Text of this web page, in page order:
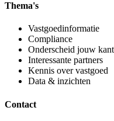
Thema's
Vastgoedinformatie
Compliance
Onderscheid jouw
Interessante partners
Kennis over vastgoed
Data & inzichten
Contact